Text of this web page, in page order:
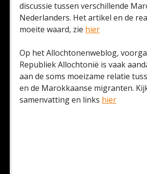
discussie tussen verschillende
Nederlanders. Het artikel en de
moeite waard, zie hier
Op het Allochtonenweblog,
Republiek Allochtonië is vaak
aan de soms moeizame relatie
en de Marokkaanse migranten.
samenvatting en links hier